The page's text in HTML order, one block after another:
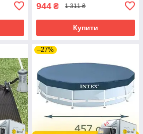
944 ₴ 1 311 ₴
Купити
–27%